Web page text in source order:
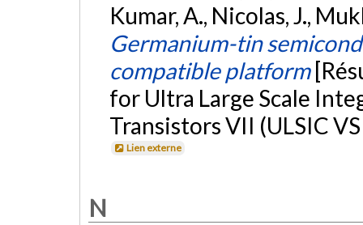
Kumar, A., Nicolas, J.,
Germanium-tin
compatible platform
for Ultra Large Scale
Transistors VII (ULSIC
Lien externe
N